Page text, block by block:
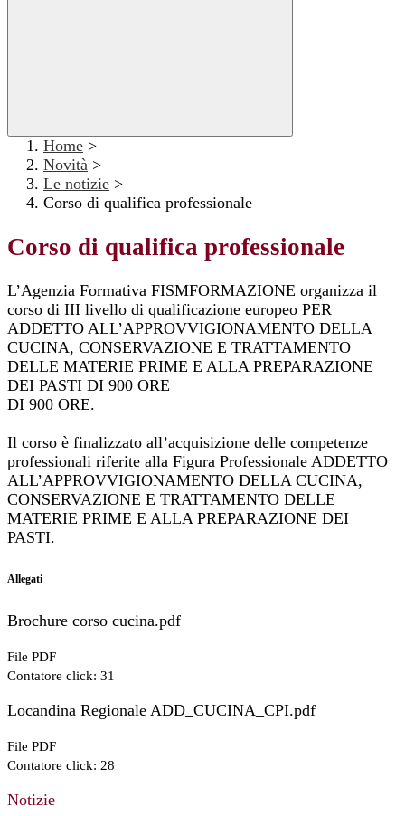
Home >
Novità >
Le notizie >
Corso di qualifica professionale
Corso di qualifica professionale
L’Agenzia Formativa FISMFORMAZIONE organizza il
corso di III livello di qualificazione europeo PER
ADDETTO ALL’APPROVVIGIONAMENTO DELLA
CUCINA, CONSERVAZIONE E TRATTAMENTO
DELLE MATERIE PRIME E ALLA PREPARAZIONE
DEI PASTI DI 900 ORE
DI 900 ORE.
Il corso è finalizzato all’acquisizione delle competenze
professionali riferite alla Figura Professionale ADDETTO
ALL’APPROVVIGIONAMENTO DELLA CUCINA,
CONSERVAZIONE E TRATTAMENTO DELLE
MATERIE PRIME E ALLA PREPARAZIONE DEI
PASTI.
Allegati
Brochure corso cucina.pdf
File PDF
Contatore click: 31
Locandina Regionale ADD_CUCINA_CPI.pdf
File PDF
Contatore click: 28
Notizie